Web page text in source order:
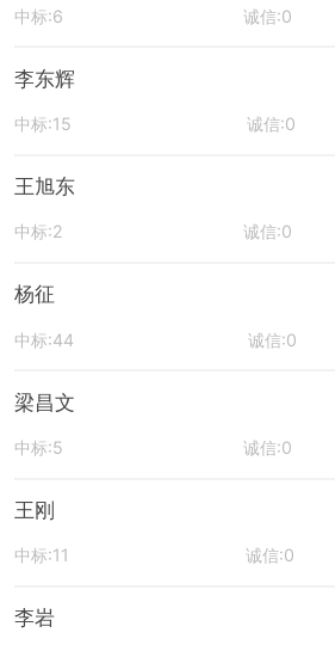
中标:6 诚信:0
李东辉
中标:15 诚信:0
王旭东
中标:2 诚信:0
杨征
中标:44 诚信:0
梁昌文
中标:5 诚信:0
王刚
中标:11 诚信:0
李岩